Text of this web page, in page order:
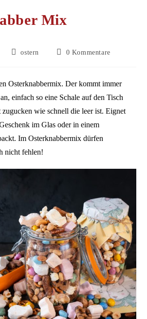
Mix
Beitrags-
ostern
Beitrags-
0 Kommentare
Osterknabbermix. Der kommt immer
einfach so eine Schale auf den Tisch
wie schnell die leer ist. Eignet
im Glas oder in einem
Im Osterknabbermix dürfen
nicht fehlen!